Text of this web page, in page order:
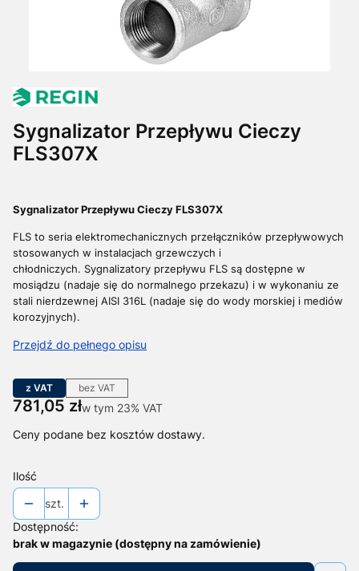
Sygnalizator Przepływu Cieczy
FLS307X
Sygnalizator Przepływu Cieczy FLS307X
FLS to seria elektromechanicznych przełączników przepływowych
stosowanych w instalacjach grzewczych i
chłodniczych. Sygnalizatory przepływu FLS są dostępne w
mosiądzu (nadaje się do normalnego przekazu) i w wykonaniu ze
stali nierdzewnej AISI 316L (nadaje się do wody morskiej i mediów
korozyjnych).
Przejdź do pełnego opisu
z VAT bez VAT
Cena
781,05 złw tym 23% VAT
w tym 23% VAT
Ceny podane bez kosztów dostawy.
Ilość
szt.
Dostępność:
brak w magazynie (dostępny na zamówienie)